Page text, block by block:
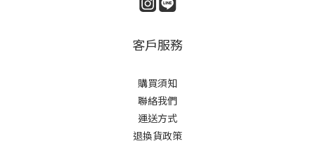
客戶服務
購買須知
聯絡我們
運送方式
退換貨政策